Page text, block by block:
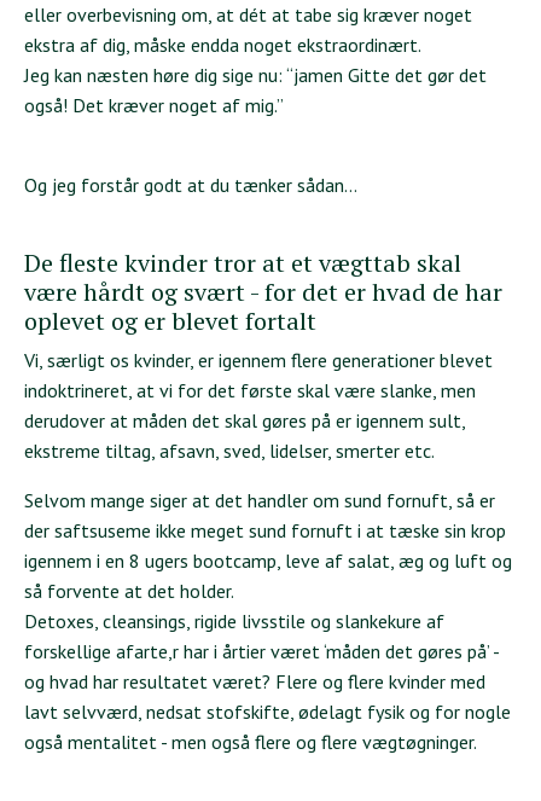
eller overbevisning om, at dét at tabe sig kræver noget
ekstra af dig, måske endda noget ekstraordinært.
Jeg kan næsten høre dig sige nu: “jamen Gitte det gør det
også! Det kræver noget af mig.”
Og jeg forstår godt at du tænker sådan…
De fleste kvinder tror at et vægttab skal
være hårdt og svært - for det er hvad de har
oplevet og er blevet fortalt
Vi, særligt os kvinder, er igennem flere generationer blevet
indoktrineret, at vi for det første skal være slanke, men
derudover at måden det skal gøres på er igennem sult,
ekstreme tiltag, afsavn, sved, lidelser, smerter etc.
Selvom mange siger at det handler om sund fornuft, så er
der saftsuseme ikke meget sund fornuft i at tæske sin krop
igennem i en 8 ugers bootcamp, leve af salat, æg og luft og
så forvente at det holder.
Detoxes, cleansings, rigide livsstile og slankekure af
forskellige afarte,r har i årtier været ‘måden det gøres på’ -
og hvad har resultatet været? Flere og flere kvinder med
lavt selvværd, nedsat stofskifte, ødelagt fysik og for nogle
også mentalitet - men også flere og flere vægtøgninger.